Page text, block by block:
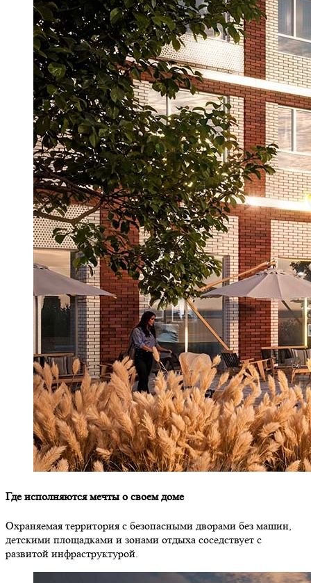
Где исполняются мечты о своем доме
Охраняемая территория с безопасными дворами без машин,
детскими площадками и зонами отдыха соседствует с
развитой инфраструктурой.